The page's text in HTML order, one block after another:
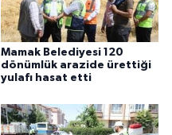
Mamak Belediyesi 120
dönümlük arazide ürettiği
yulafı hasat etti